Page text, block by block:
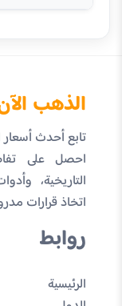
الذهب
تابع أحدث
احصل على
التاريخية،
اتخاذ قرارات
روابط
الرئيسية